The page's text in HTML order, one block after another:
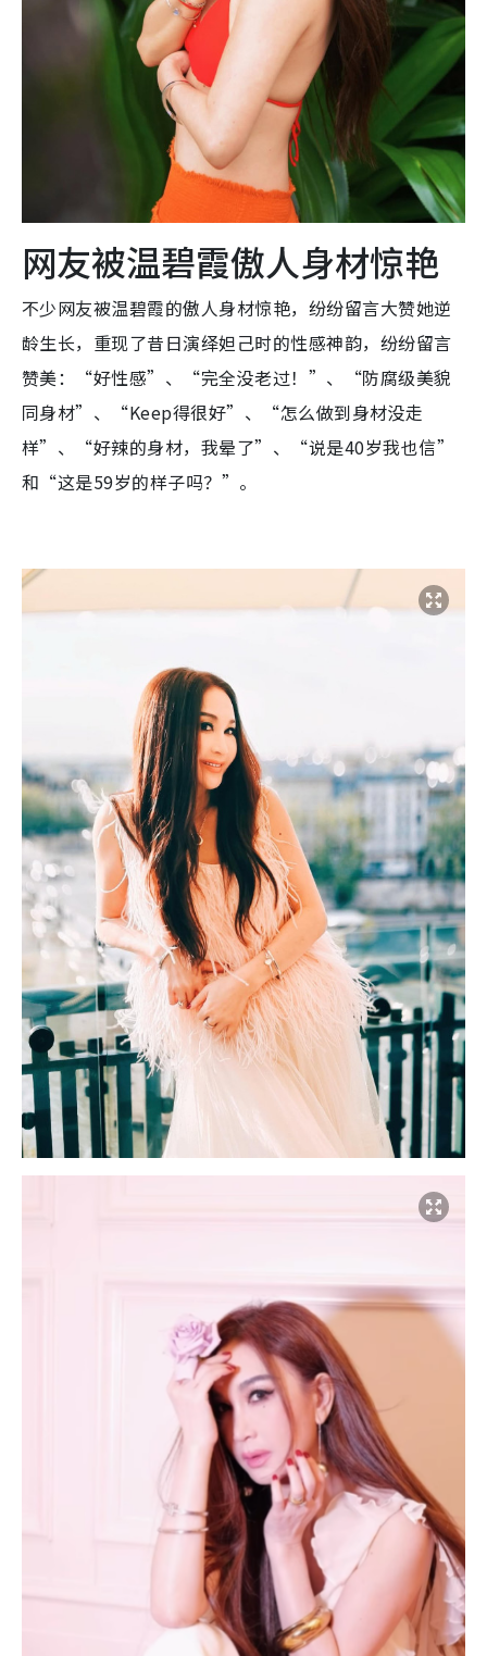
网友被温碧霞傲人身材惊艳
不少网友被温碧霞的傲人身材惊艳，纷纷留言大赞她逆
龄生长，重现了昔日演绎妲己时的性感神韵，纷纷留言
赞美：“好性感”、“完全没老过！”、“防腐级美貌
同身材”、“Keep得很好”、“怎么做到身材没走
样”、“好辣的身材，我晕了”、“说是40岁我也信”
和“这是59岁的样子吗？”。